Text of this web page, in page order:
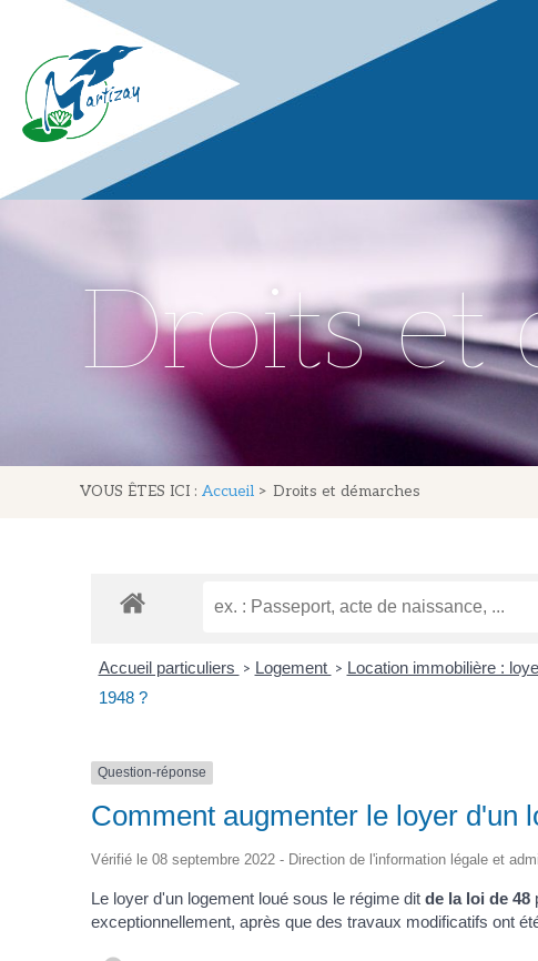
Droits et
VOUS ÊTES ICI : Accueil > Droits et démarches
Accueil particuliers > Logement > Location immobilière :
1948 ?
Question-réponse
Comment augmenter le loyer d'un
Vérifié le 08 septembre 2022 - Direction de l'information légale et
Le loyer d'un logement loué sous le régime dit de la loi de 48
exceptionnellement, après que des travaux modificatifs ont